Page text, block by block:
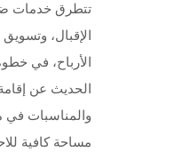
تتطرق خدمات
الإقبال،
الأرباح، في
الحديث عن
والمناسبات في
مساحة كافية